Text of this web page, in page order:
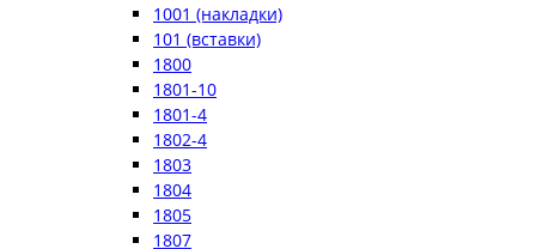
1001 (накладки)
101 (вставки)
1800
1801-10
1801-4
1802-4
1803
1804
1805
1807